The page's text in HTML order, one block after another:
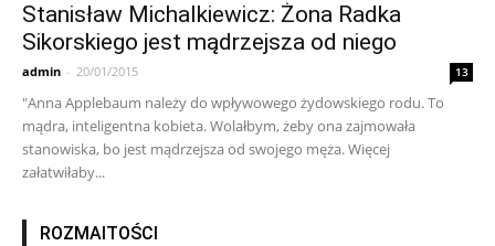
Stanisław Michalkiewicz: Żona Radka
Sikorskiego jest mądrzejsza od niego
admin - 20/01/2015 13
"Anna Applebaum należy do wpływowego żydowskiego rodu. To
mądra, inteligentna kobieta. Wolałbym, żeby ona zajmowała
stanowiska, bo jest mądrzejsza od swojego męża. Więcej
załatwiłaby...
ROZMAITOŚCI